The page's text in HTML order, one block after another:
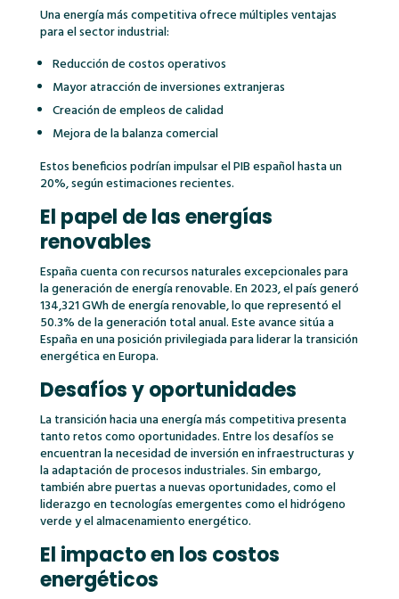
Una energía más competitiva ofrece múltiples ventajas
para el sector industrial:
Reducción de costos operativos
Mayor atracción de inversiones extranjeras
Creación de empleos de calidad
Mejora de la balanza comercial
Estos beneficios podrían impulsar el PIB español hasta un
20%, según estimaciones recientes.
El papel de las energías
renovables
España cuenta con recursos naturales excepcionales para
la generación de energía renovable. En 2023, el país generó
134,321 GWh de energía renovable, lo que representó el
50.3% de la generación total anual.Este avance sitúa a
España en una posición privilegiada para liderar la transición
energética en Europa.
Desafíos y oportunidades
La transición hacia una energía más competitiva presenta
tanto retos como oportunidades. Entre los desafíos se
encuentran la necesidad de inversión en infraestructuras y
la adaptación de procesos industriales. Sin embargo,
también abre puertas a nuevas oportunidades, como el
liderazgo en tecnologías emergentes como el hidrógeno
verde y el almacenamiento energético.
El impacto en los costos
energéticos